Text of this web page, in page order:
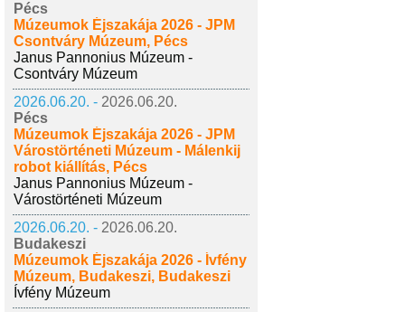
Pécs
Múzeumok Éjszakája 2026 - JPM
Csontváry Múzeum, Pécs
Janus Pannonius Múzeum -
Csontváry Múzeum
2026.06.20. - 2026.06.20.
Pécs
Múzeumok Éjszakája 2026 - JPM
Várostörténeti Múzeum - Málenkij
robot kiállítás, Pécs
Janus Pannonius Múzeum -
Várostörténeti Múzeum
2026.06.20. - 2026.06.20.
Budakeszi
Múzeumok Éjszakája 2026 - Ívfény
Múzeum, Budakeszi, Budakeszi
Ívfény Múzeum